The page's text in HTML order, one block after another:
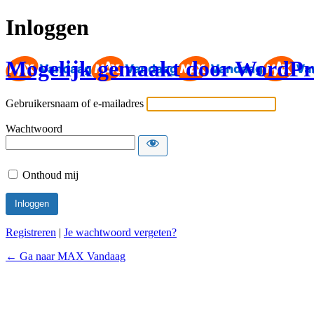
Inloggen
Mogelijk gemaakt door
Gebruikersnaam of e-mailadres
Wachtwoord
Onthoud mij
Registreren | Je wachtwoord vergeten?
← Ga naar MAX Vandaag